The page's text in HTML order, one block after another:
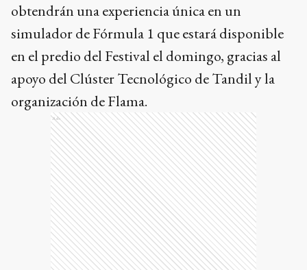
obtendrán una experiencia única en un
simulador de Fórmula 1 que estará disponible
en el predio del Festival el domingo, gracias al
apoyo del Clúster Tecnológico de Tandil y la
organización de Flama.
Ads